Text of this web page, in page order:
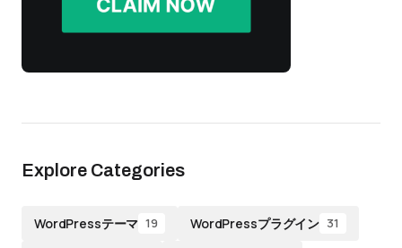
Explore Categories
WordPressテーマ 19 WordPressプラグイン 31